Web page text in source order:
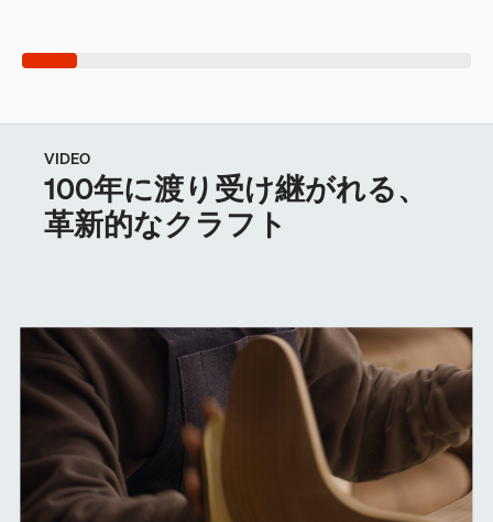
VIDEO
100年に渡り受け継がれる、
革新的なクラフト